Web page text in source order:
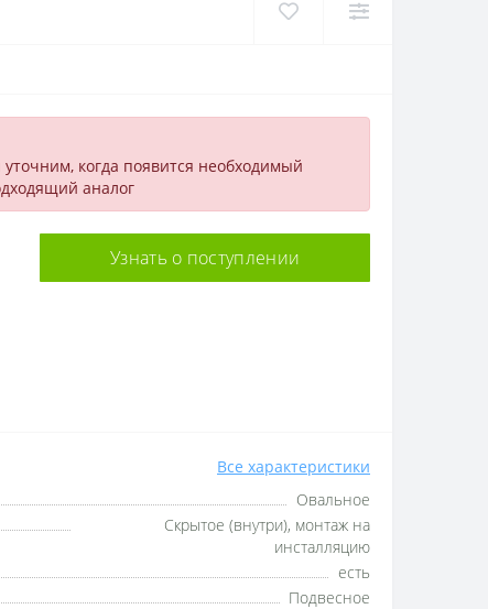
когда появится необходимый
аналог
Узнать о поступлении
Все характеристики
Овальное
Скрытое (внутри), монтаж на
инсталляцию
есть
Подвесное